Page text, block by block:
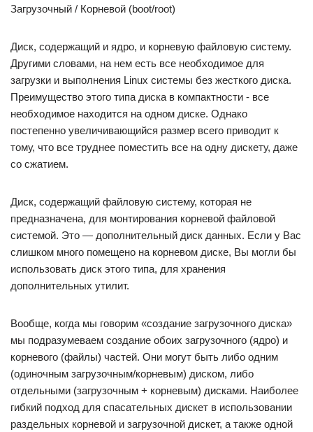
Загрузочный / Корневой (boot/root)
Диск, содержащий и ядро, и корневую файловую систему.
Другими словами, на нем есть все необходимое для
загрузки и выполнения Linux системы без жесткого диска.
Преимущество этого типа диска в компактности ‐ все
необходимое находится на одном диске. Однако
постепенно увеличивающийся размер всего приводит к
тому, что все труднее поместить все на одну дискету, даже
со сжатием.
Диск, содержащий файловую систему, которая не
предназначена, для монтирования корневой файловой
системой. Это — дополнительный диск данных. Если у Вас
слишком много помещено на корневом диске, Вы могли бы
использовать диск этого типа, для хранения
дополнительных утилит.
Вообще, когда мы говорим «создание загрузочного диска»
мы подразумеваем создание обоих загрузочного (ядро) и
корневого (файлы) частей. Они могут быть либо одним
(одиночным загрузочным/корневым) диском, либо
отдельными (загрузочным + корневым) дисками. Наиболее
гибкий подход для спасательных дискет в использовании
раздельных корневой и загрузочной дискет, а также одной